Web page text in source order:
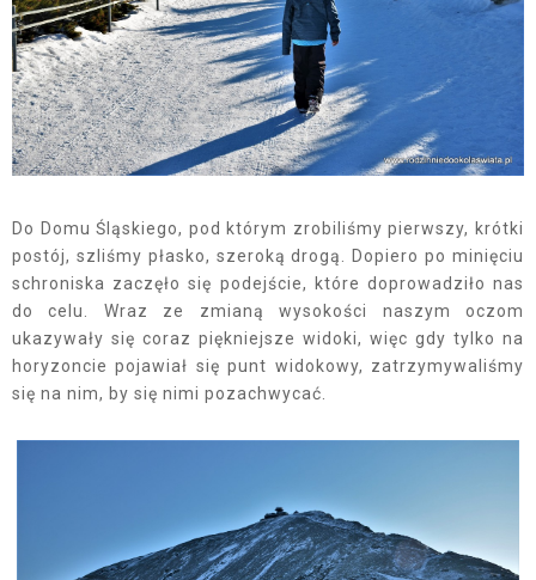
Do Domu Śląskiego, pod którym zrobiliśmy pierwszy, krótki
postój, szliśmy płasko, szeroką drogą. Dopiero po minięciu
schroniska zaczęło się podejście, które doprowadziło nas
do celu. Wraz ze zmianą wysokości naszym oczom
ukazywały się coraz piękniejsze widoki, więc gdy tylko na
horyzoncie pojawiał się punt widokowy, zatrzymywaliśmy
się na nim, by się nimi pozachwycać.